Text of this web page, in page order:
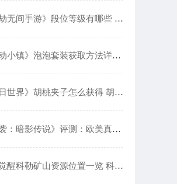
《永劫无间手游》段位等级有哪些 段位等级及对应分数一览
《心动小镇》泡泡套装获取方法详细介绍
《七日世界》胡桃夹子怎么获得 胡桃夹子获取方法
《突袭：暗影传说》评测：欧美真实系画风下的魔灵like游戏
黎明觉醒科勒矿山资源位置一览 科勒矿山资源采集点在哪